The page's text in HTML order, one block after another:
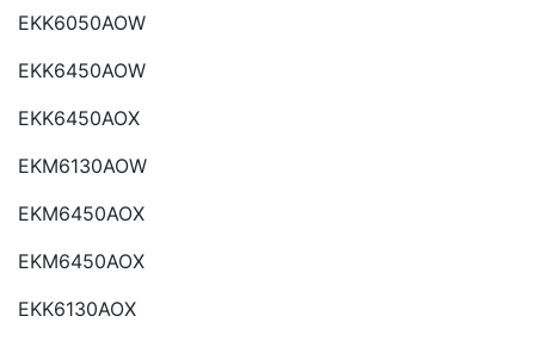
EKK6050AOW
EKK6450AOW
EKK6450AOX
EKM6130AOW
EKM6450AOX
EKM6450AOX
EKK6130AOX